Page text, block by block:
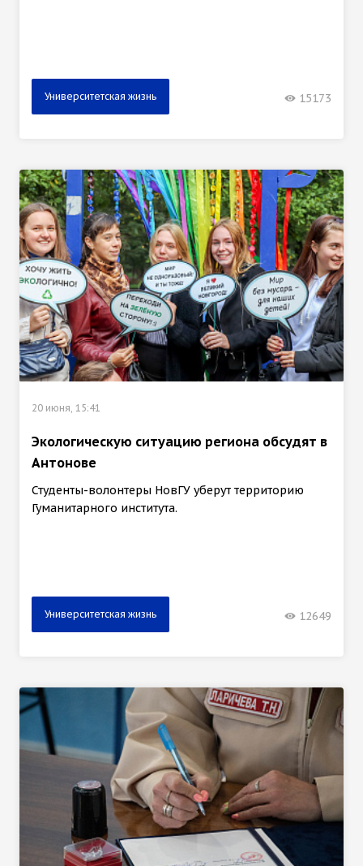
Университетская жизнь 15173
20 июня, 15:41
Экологическую ситуацию региона обсудят в
Антонове
Студенты-волонтеры НовГУ уберут территорию
Гуманитарного института.
Университетская жизнь 12649